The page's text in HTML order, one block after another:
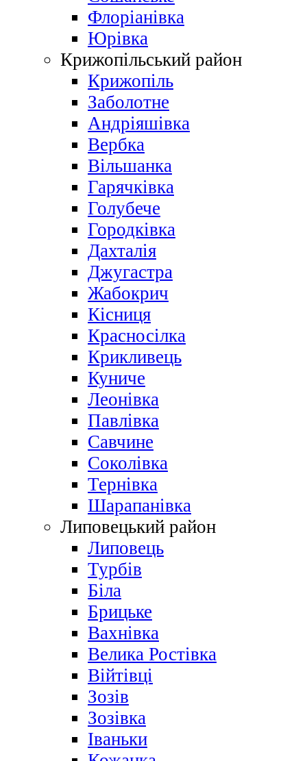
Флоріанівка
Юрівка
Крижопільський район
Крижопіль
Заболотне
Андріяшівка
Вербка
Вільшанка
Гарячківка
Голубече
Городківка
Дахталія
Джугастра
Жабокрич
Кісниця
Красносілка
Крикливець
Куниче
Леонівка
Павлівка
Савчине
Соколівка
Тернівка
Шарапанівка
Липовецький район
Липовець
Турбів
Біла
Брицьке
Вахнівка
Велика Ростівка
Війтівці
Зозів
Зозівка
Іваньки